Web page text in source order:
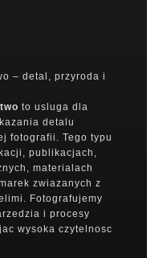
– detal, przyroda i
to usluga dla
detalu
fotografii. Tego typu
publikacjach,
materialach
zwiazanych z
Fotografujemy
i procesy
wysoka czytelnosc